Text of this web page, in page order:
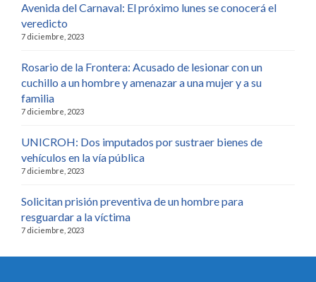
Avenida del Carnaval: El próximo lunes se conocerá el
veredicto
7 diciembre, 2023
Rosario de la Frontera: Acusado de lesionar con un
cuchillo a un hombre y amenazar a una mujer y a su
familia
7 diciembre, 2023
UNICROH: Dos imputados por sustraer bienes de
vehículos en la vía pública
7 diciembre, 2023
Solicitan prisión preventiva de un hombre para
resguardar a la víctima
7 diciembre, 2023